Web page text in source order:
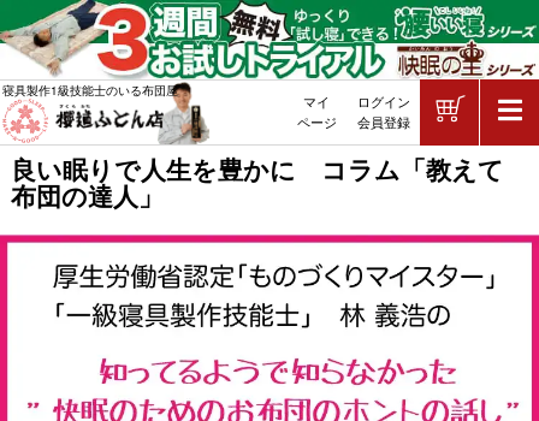
良い眠りで人生を豊かに コラム「教えて
布団の達人」
敷布団・掛け布団・羽毛布団・マ
寝具製作1級技能士のいる布団屋
マイ
ページ
ログイン
会員登録